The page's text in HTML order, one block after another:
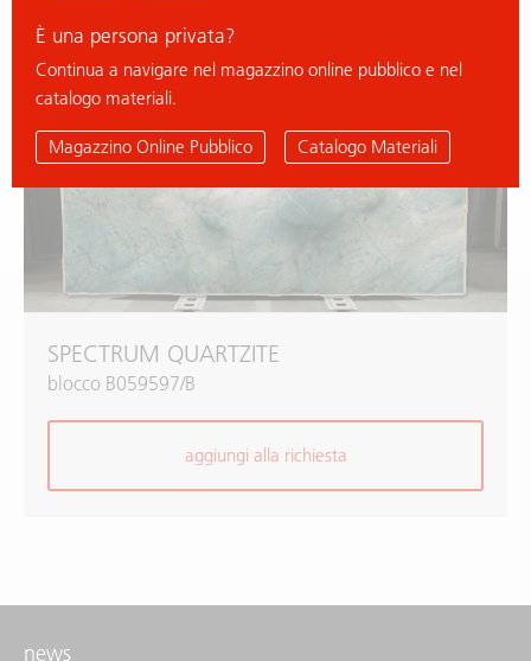
SPECTRUM QUARTZITE
blocco B059597/B
aggiungi alla richiesta
news
È una persona privata?
Continua a navigare nel magazzino online pubblico e nel
catalogo materiali.
Magazzino Online Pubblico Catalogo Materiali